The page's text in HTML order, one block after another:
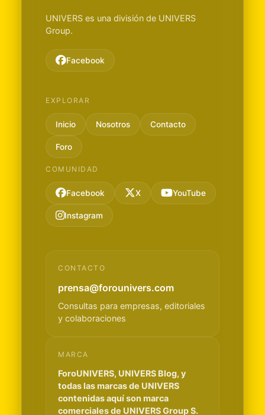
UNIVERS es una división de UNIVERS
Group.
Facebook
EXPLORAR
Inicio Nosotros Contacto
Foro
COMUNIDAD
Facebook X YouTube
Instagram
CONTACTO
prensa@forounivers.com
Consultas para empresas, editoriales
y colaboraciones
MARCA
ForoUNIVERS, UNIVERS Blog, y
todas las marcas de UNIVERS
contenidas aquí son marca
comerciales de UNIVERS Group S.